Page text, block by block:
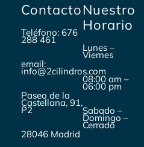
Contacto
Teléfono: 676
288 461
email:
info@2cilindros.com
Paseo de la
Castellana, 91,
P2
28046 Madrid
Nuestro
Horario
Lunes –
Viernes
08:00 am –
06:00 pm
Sabado –
Domingo –
Cerrado